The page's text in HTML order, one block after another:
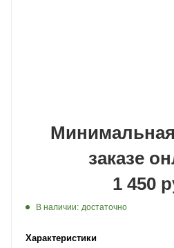
заказе
1 450
В наличии: достаточно
Характеристики